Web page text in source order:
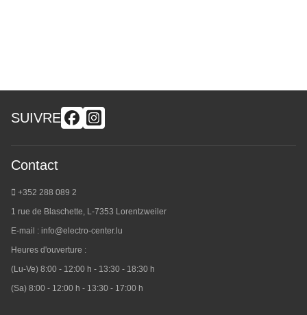
SUIVRE
Contact
+352 288 089 2
1 rue de Blaschette, L-7353 Lorentzweiler
E-mail : info@electro-center.lu
Heures d'ouverture :
(Lu-Ve) 8:00 - 12:00 h - 13:30 - 18:30 h
(Sa) 8:00 - 12:00 h - 13:30 - 17:00 h